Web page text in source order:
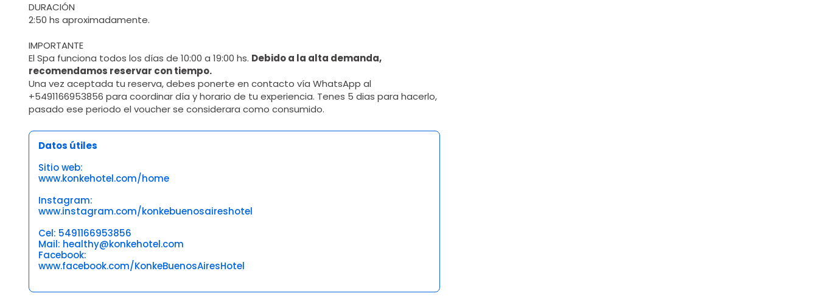
DURACIÓN
2:50 hs aproximadamente.
IMPORTANTE
El Spa funciona todos los días de 10:00 a 19:00 hs. Debido a la alta demanda,
recomendamos reservar con tiempo.
Una vez aceptada tu reserva, debes ponerte en contacto vía WhatsApp al
+5491166953856 para coordinar día y horario de tu experiencia. Tenes 5 dias para hacerlo,
pasado ese periodo el voucher se considerara como consumido.
Datos útiles
Sitio web:
www.konkehotel.com/home
Instagram:
www.instagram.com/konkebuenosaireshotel
Cel: 5491166953856
Mail: healthy@konkehotel.com
Facebook:
www.facebook.com/KonkeBuenosAiresHotel